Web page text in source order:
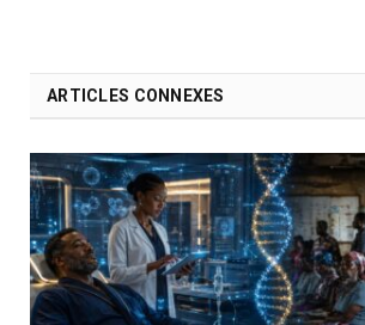
ARTICLES CONNEXES